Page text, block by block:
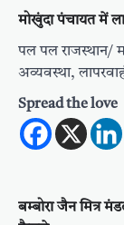
मोखुंदा पंचायत में
पल पल राजस्थान/
अव्यवस्था,
Spread the love
बम्बोरा जैन मित्र